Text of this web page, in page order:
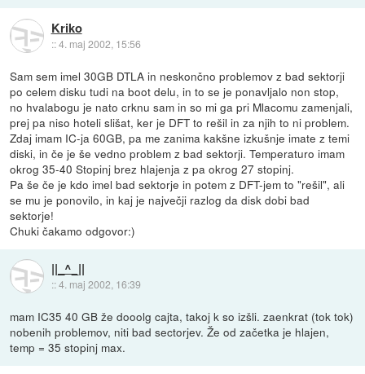
Kriko
::4. maj 2002, 15:56
Sam sem imel 30GB DTLA in neskončno problemov z bad sektorji
po celem disku tudi na boot delu, in to se je ponavljalo non stop,
no hvalabogu je nato crknu sam in so mi ga pri Mlacomu zamenjali,
prej pa niso hoteli slišat, ker je DFT to rešil in za njih to ni problem.
Zdaj imam IC-ja 60GB, pa me zanima kakšne izkušnje imate z temi
diski, in če je še vedno problem z bad sektorji. Temperaturo imam
okrog 35-40 Stopinj brez hlajenja z pa okrog 27 stopinj.
Pa še če je kdo imel bad sektorje in potem z DFT-jem to "rešil", ali
se mu je ponovilo, in kaj je največji razlog da disk dobi bad
sektorje!
Chuki čakamo odgovor:)
||_^_||
::4. maj 2002, 16:39
mam IC35 40 GB že dooolg cajta, takoj k so izšli. zaenkrat (tok tok)
nobenih problemov, niti bad sectorjev. Že od začetka je hlajen,
temp = 35 stopinj max.